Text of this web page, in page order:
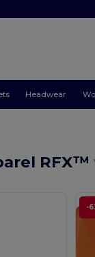
Headwear
RFX™
-